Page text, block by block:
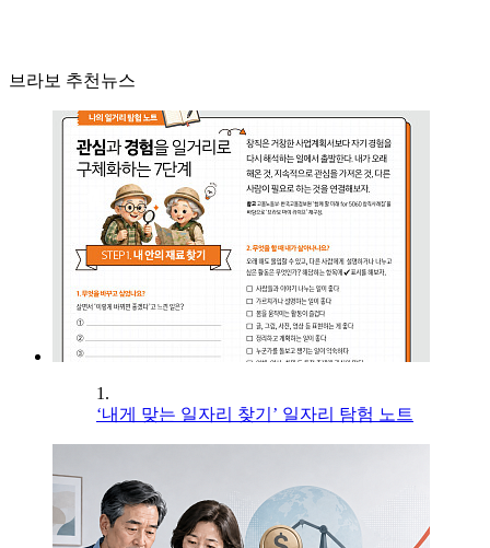
브라보 추천뉴스
1.
‘내게 맞는 일자리 찾기’ 일자리 탐험 노트